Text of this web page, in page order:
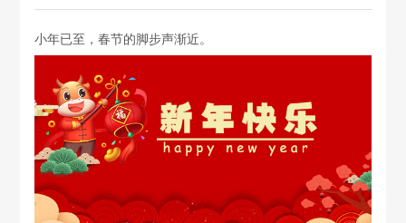
小年已至，春节的脚步声渐近。